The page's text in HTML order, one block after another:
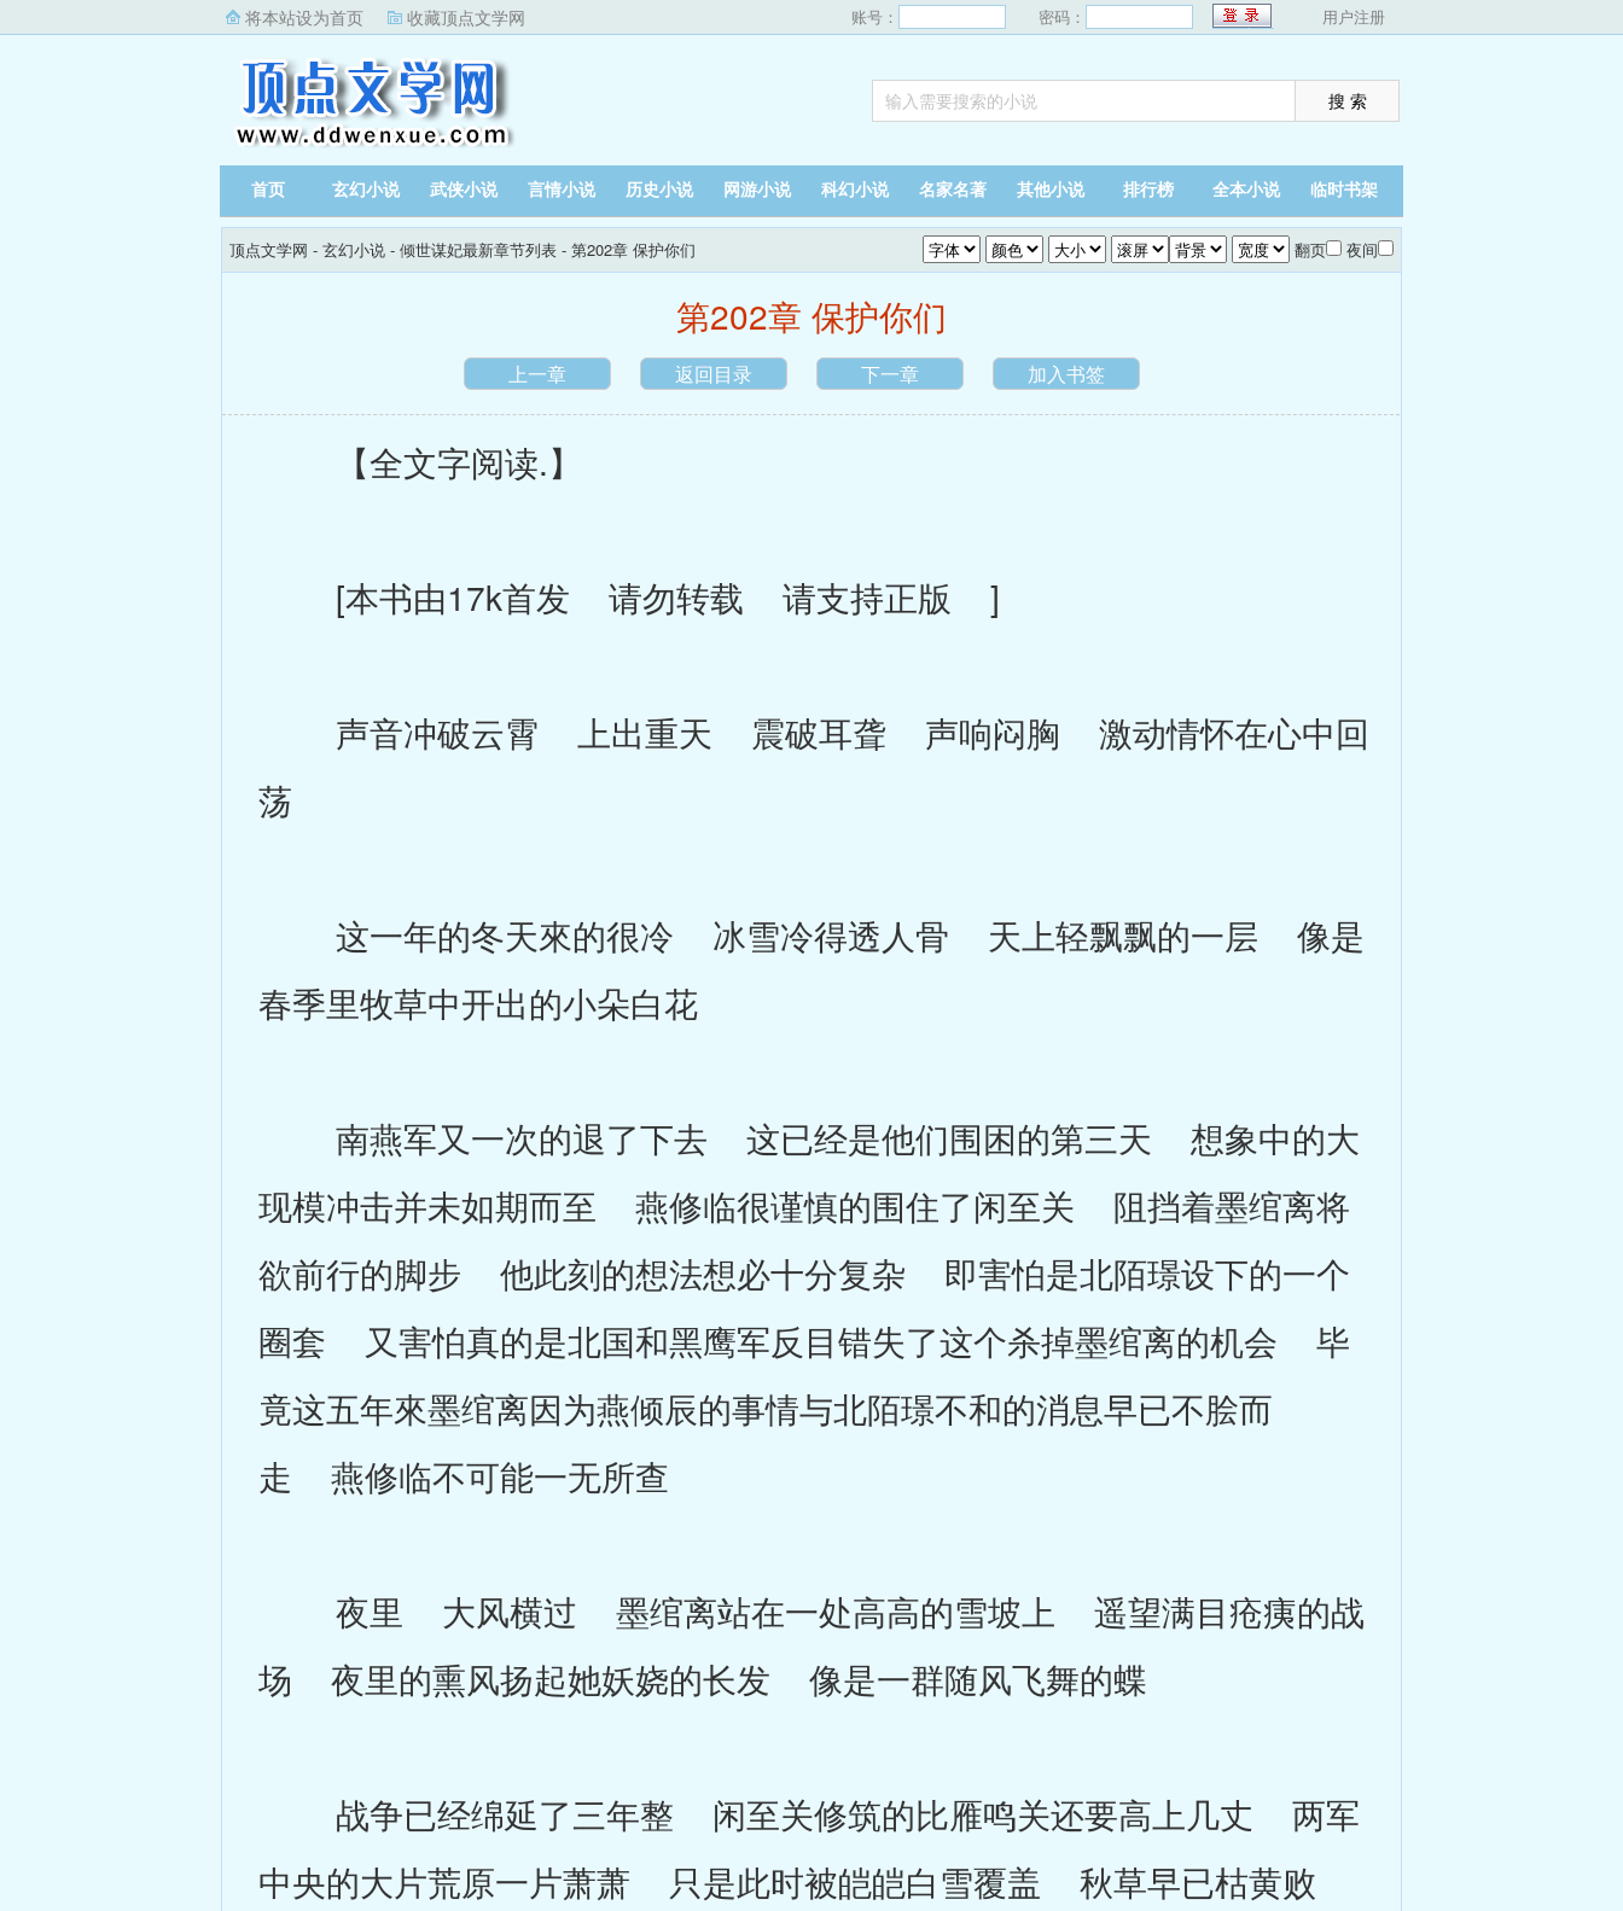
将本站设为首页 收藏顶点文学网 账号： 密码： 用户注册
首页 玄幻小说 武侠小说 言情小说 历史小说 网游小说 科幻小说 名家名著 其他小说 排行榜 全本小说 临时书架
顶点文学网 - 玄幻小说 - 倾世谋妃最新章节列表 - 第202章 保护你们 翻页 夜间
第202章 保护你们
上一章 返回目录 下一章 加入书签
【全文字阅读.】
[本书由17k首发 请勿转载 请支持正版 ]
声音冲破云霄 上出重天 震破耳聋 声响闷胸 激动情怀在心中回
荡
这一年的冬天來的很冷 冰雪冷得透人骨 天上轻飘飘的一层 像是
春季里牧草中开出的小朵白花
南燕军又一次的退了下去 这已经是他们围困的第三天 想象中的大
现模冲击并未如期而至 燕修临很谨慎的围住了闲至关 阻挡着墨绾离将
欲前行的脚步 他此刻的想法想必十分复杂 即害怕是北陌璟设下的一个
圈套 又害怕真的是北国和黑鹰军反目错失了这个杀掉墨绾离的机会 毕
竟这五年來墨绾离因为燕倾辰的事情与北陌璟不和的消息早已不脍而
走 燕修临不可能一无所查
夜里 大风横过 墨绾离站在一处高高的雪坡上 遥望满目疮痍的战
场 夜里的熏风扬起她妖娆的长发 像是一群随风飞舞的蝶
战争已经绵延了三年整 闲至关修筑的比雁鸣关还要高上几丈 两军
中央的大片荒原一片萧萧 只是此时被皑皑白雪覆盖 秋草早已枯黄败